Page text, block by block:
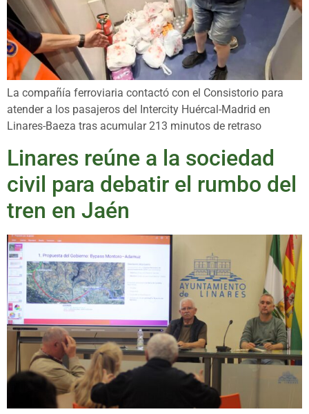
La compañía ferroviaria contactó con el Consistorio para
atender a los pasajeros del Intercity Huércal-Madrid en
Linares-Baeza tras acumular 213 minutos de retraso
Linares reúne a la sociedad
civil para debatir el rumbo del
tren en Jaén